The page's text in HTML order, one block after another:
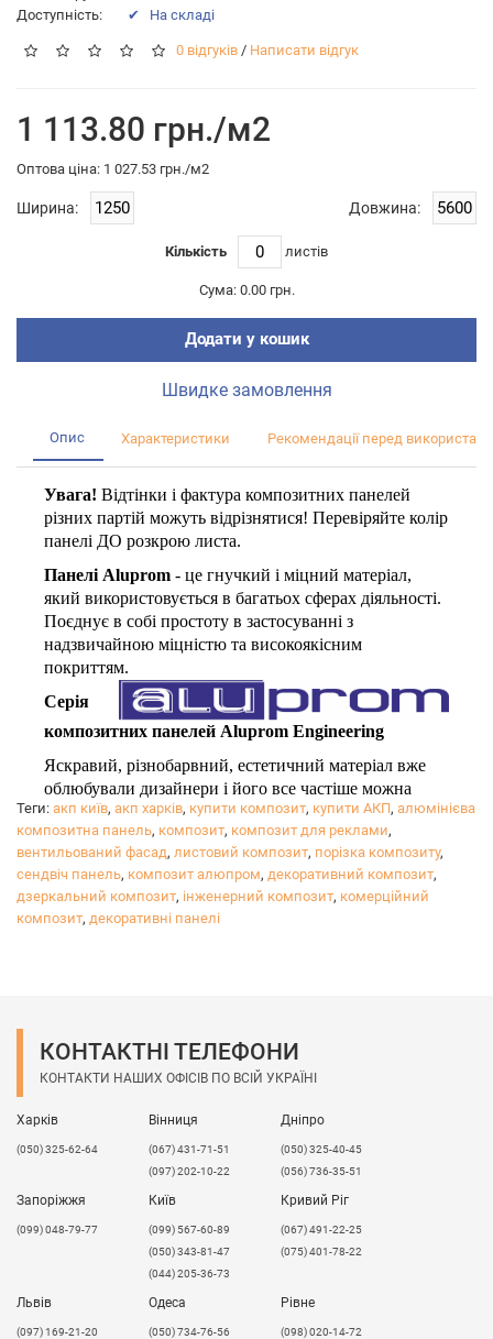
Доступність:
✔ На складі
0 відгуків / Написати відгук
1 113.80 грн./м2
Оптова цiна: 1 027.53 грн./м2
Ширина: Довжина:
Кількість листiв
Сума: 0.00 грн.
Додати у кошик
Швидке замовлення
Опис Характеристики Рекомендації перед
Увага! Відтінки і фактура композитних панелей
різних партій можуть відрізнятися! Перевіряйте колір
панелі ДО розкрою листа.
Панелі Aluprom - це гнучкий і міцний матеріал,
який використовується в багатьох сферах діяльності.
Поєднує в собі простоту в застосуванні з
надзвичайною міцністю та високоякісним
покриттям.
Серія
композитних панелей Aluprom Engineering
Яскравий, різнобарвний, естетичний матеріал вже
облюбували дизайнери і його все частіше можна
побачити в якості елементів декору інтер'єрів, різних
сучасних конструкцій, виставкового обладнання.
Надаємо послуги прямолінійного і криволінійного
різання.
Ціна послуг розраховується індивідуально,
Теги: акп київ, акп харків, купити композит, купити АКП, алюмінієва
композитна панель, композит, композит для реклами,
вентильований фасад, листовий композит, порізка композиту,
сендвіч панель, композит алюпром, декоративний композит,
дзеркальний композит, інженерний композит, комерційний
композит, декоративні панелі
КОНТАКТНІ ТЕЛЕФОНИ
КОНТАКТИ НАШИХ ОФІСІВ ПО ВСІЙ УКРАЇНІ
Харків
(050) 325-62-64
Вінниця
(067) 431-71-51
(097) 202-10-22
Дніпро
(050) 325-40-45
(056) 736-35-51
Запоріжжя
(099) 048-79-77
Київ
(099) 567-60-89
(050) 343-81-47
(044) 205-36-73
Кривий Ріг
(067) 491-22-25
(075) 401-78-22
Львів
​(097) 169-21-20
Одеса
(050) 734-76-56
Рівне
(098) 020-14-72